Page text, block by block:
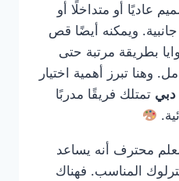
عاديًا أو متداخلًا أو
ويمكنه أيضًا قص
بطريقة مرتبة حتى
وهنا تبرز أهمية اختيار
دبي تمتلك فريقًا مدربًا
محترف أنه يساعد
المناسب. فهناك